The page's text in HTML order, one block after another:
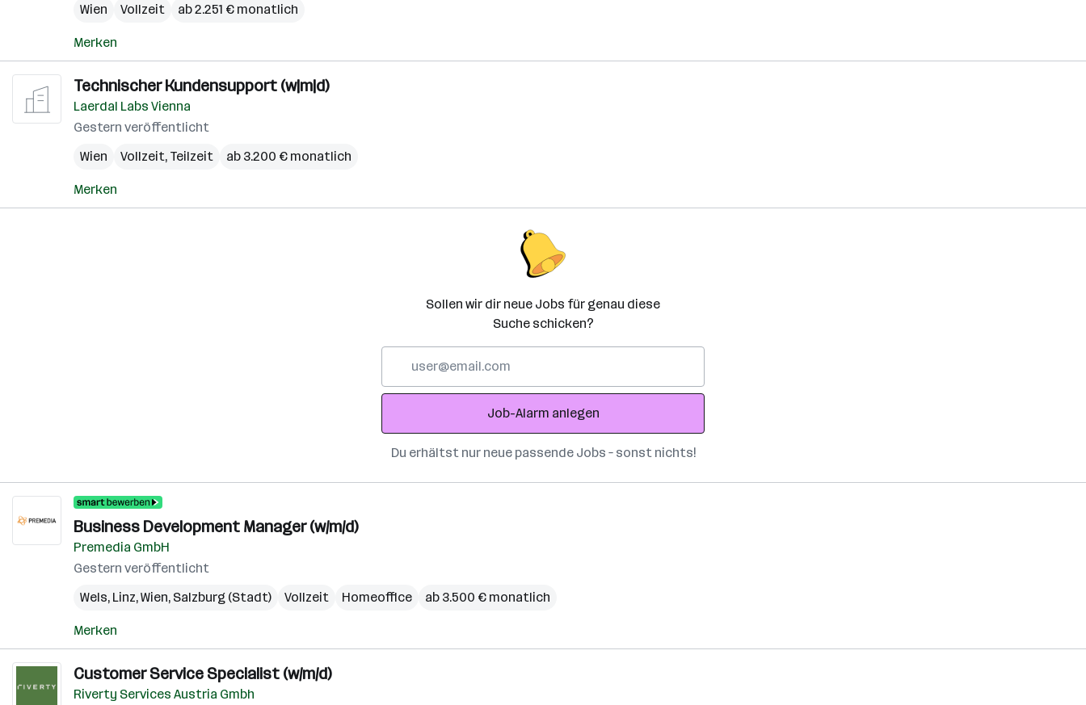
Wien
Vollzeit ab 2.251 € monatlich
Merken
Technischer Kundensupport (w|m|d)
Laerdal Labs Vienna
Gestern veröffentlicht
Wien
Vollzeit, Teilzeit ab 3.200 € monatlich
Merken
Sollen wir dir neue Jobs für genau diese
Suche schicken?
Adresse
Job-Alarm anlegen
Du erhältst nur neue passende Jobs – sonst nichts!
Business Development Manager (w/m/d)
Premedia GmbH
Gestern veröffentlicht
Wels, Linz,Wien, Salzburg (Stadt) Vollzeit Homeoffice ab 3.500 € monatlich
Merken
Customer Service Specialist (w/m/d)
Riverty Services Austria Gmbh